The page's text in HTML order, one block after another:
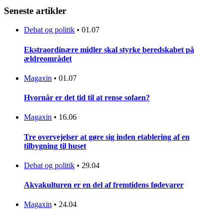
Seneste artikler
Debat og politik • 01.07
Ekstraordinære midler skal styrke beredskabet på
ældreområdet
Magaxin • 01.07
Hvornår er det tid til at rense sofaen?
Magaxin • 16.06
Tre overvejelser at gøre sig inden etablering af en
tilbygning til huset
Debat og politik • 29.04
Akvakulturen er en del af fremtidens fødevarer
Magaxin • 24.04